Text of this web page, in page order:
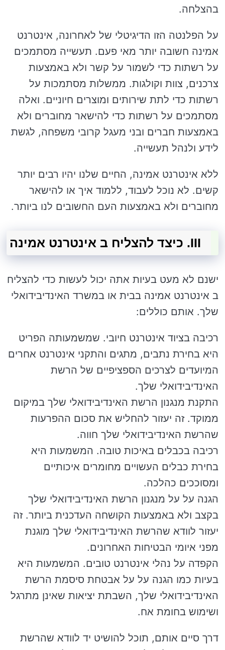
בהצלחה.
על הפלנטה הזו הדיגיטלי של לאחרונה, אינטרנט
אמינה חשובה יותר מאי פעם. תעשייה מסתמכים
על רשתות כדי לשמור על קשר ולא באמצעות
צרכנים, צוות וקולגות. ממשלות מסתמכות על
רשתות כדי לתת שירותים ומוצרים חיוניים. ואלה
מסתמכים על רשתות כדי להישאר מחוברים ולא
באמצעות חברים ובני מעגל קרובי משפחה, לגשת
לידע ולנהל תעשייה.
ללא אינטרנט אמינה, החיים שלנו יהיו רבים יותר
קשים. לא נוכל לעבוד, ללמוד איך או להישאר
מחוברים ולא באמצעות העם החשובים לנו ביותר.
III. כיצד להצליח ב אינטרנט אמינה
ישנם לא מעט בעיות אתה יכול לעשות כדי להצליח
ב אינטרנט אמינה בבית או במשרד האינדיבידואלי
שלך. אותם כוללים:
רכיבה בציוד אינטרנט חיובי. שמשמעותה הפריט
היא בחירת נתבים, מתגים והתקני אינטרנט אחרים
המיועדים לצרכים הספציפיים של הרשת
האינדיבידואלי שלך.
התקנת מנגנון הרשת האינדיבידואלי שלך במיקום
ממוקד. זה יעזור להחליש את סכום ההפרעות
שהרשת האינדיבידואלי שלך חווה.
רכיבה בכבלים באיכות טובה. המשמעות היא
בחירת כבלים העשויים מחומרים איכותיים
ומסוככים כהלכה.
הגנה על על מנגנון הרשת האינדיבידואלי שלך
בקצב ולא באמצעות הקושחה העדכנית ביותר. זה
יעזור לוודא שהרשת האינדיבידואלי שלך מוגנת
מפני איומי הבטיחות האחרונים.
הקפדה על נהלי אינטרנט טובים. המשמעות היא
בעיות כמו הגנה על על אבטחת סיסמת הרשת
האינדיבידואלי שלך, השבתת יציאות שאינן מתרגל
ושימוש בחומת אח.
דרך סיים אותם, תוכל להושיט יד לוודא שהרשת